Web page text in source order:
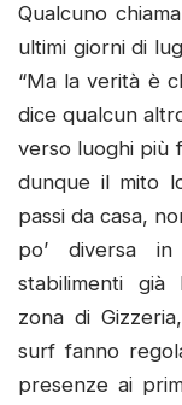
Qualcuno
ultimi giorni di
“Ma la verità è
dice qualcun
verso luoghi più
dunque il mito
passi da casa,
po’ diversa
stabilimenti già
zona di
surf fanno
presenze ai